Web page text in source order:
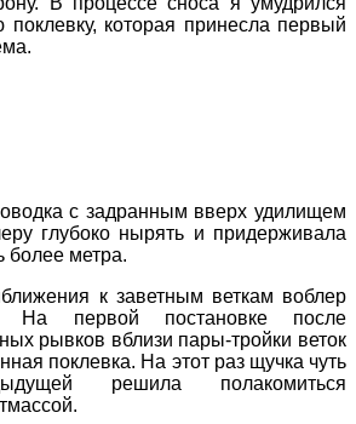
поклевку, которая принесла первый
с задранным вверх удилищем
глубоко нырять и придерживала
более метра.
к заветным веткам воблер
На первой постановке после
рывков вблизи пары-тройки веток
поклевка. На этот раз щучка чуть
решила полакомиться